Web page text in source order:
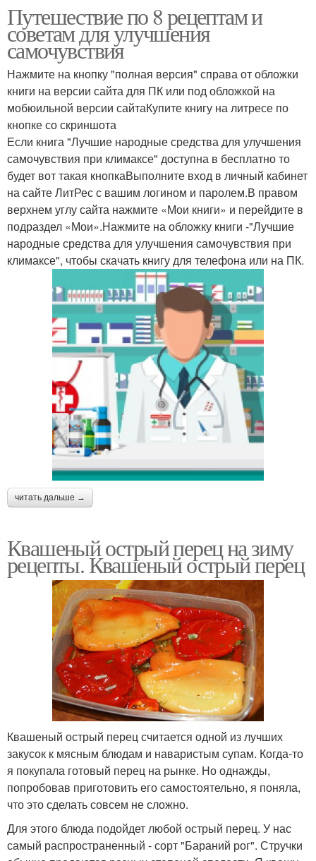
Путешествие по 8 рецептам и
советам для улучшения
самочувствия
Нажмите на кнопку "полная версия" справа от обложки
книги на версии сайта для ПК или под обложкой на
мобюильной версии сайтаКупите книгу на литресе по
кнопке со скриншота
Если книга "Лучшие народные средства для улучшения
самочувствия при климаксе" доступна в бесплатно то
будет вот такая кнопкаВыполните вход в личный кабинет
на сайте ЛитРес с вашим логином и паролем.В правом
верхнем углу сайта нажмите «Мои книги» и перейдите в
подраздел «Мои».Нажмите на обложку книги -"Лучшие
народные средства для улучшения самочувствия при
климаксе", чтобы скачать книгу для телефона или на ПК.
читать дальше →
Квашеный острый перец на зиму
рецепты. Квашеный острый перец
Квашеный острый перец считается одной из лучших
закусок к мясным блюдам и наваристым супам. Когда-то
я покупала готовый перец на рынке. Но однажды,
попробовав приготовить его самостоятельно, я поняла,
что это сделать совсем не сложно.
Для этого блюда подойдет любой острый перец. У нас
самый распространенный - сорт "Бараний рог". Стручки